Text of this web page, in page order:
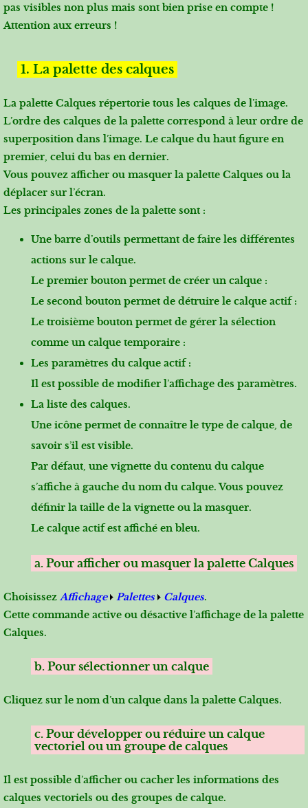
pas visibles non plus mais sont bien prise en compte !
Attention aux erreurs !
1. La palette des calques
La palette Calques répertorie tous les calques de l’image.
L’ordre des calques de la palette correspond à leur ordre de
superposition dans l’image. Le calque du haut figure en
premier, celui du bas en dernier.
Vous pouvez afficher ou masquer la palette Calques ou la
déplacer sur l’écran.
Les principales zones de la palette sont :
Une barre d’outils permettant de faire les différentes
actions sur le calque.
Le premier bouton permet de créer un calque :
Le second bouton permet de détruire le calque actif :
Le troisième bouton permet de gérer la sélection
comme un calque temporaire :
Les paramètres du calque actif :
Il est possible de modifier l’affichage des paramètres.
La liste des calques.
Une icône permet de connaître le type de calque, de
savoir s’il est visible.
Par défaut, une vignette du contenu du calque
s’affiche à gauche du nom du calque. Vous pouvez
définir la taille de la vignette ou la masquer.
Le calque actif est affiché en bleu.
a. Pour afficher ou masquer la palette Calques
Choisissez Affichage Palettes Calques.
Cette commande active ou désactive l’affichage de la palette
Calques.
b. Pour sélectionner un calque
Cliquez sur le nom d’un calque dans la palette Calques.
c. Pour développer ou réduire un calque
vectoriel ou un groupe de calques
Il est possible d’afficher ou cacher les informations des
calques vectoriels ou des groupes de calque.